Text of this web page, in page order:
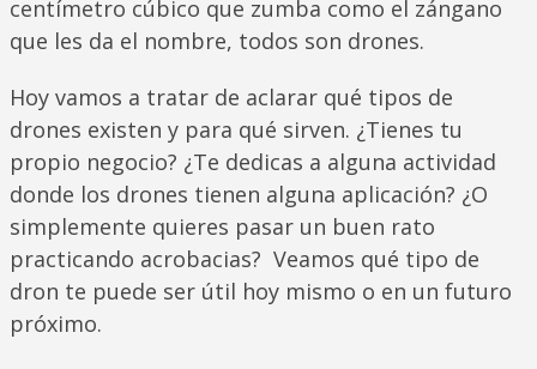
centímetro cúbico que zumba como el zángano
que les da el nombre, todos son drones.
Hoy vamos a tratar de aclarar qué tipos de
drones existen y para qué sirven. ¿Tienes tu
propio negocio? ¿Te dedicas a alguna actividad
donde los drones tienen alguna aplicación? ¿O
simplemente quieres pasar un buen rato
practicando acrobacias? Veamos qué tipo de
dron te puede ser útil hoy mismo o en un futuro
próximo.